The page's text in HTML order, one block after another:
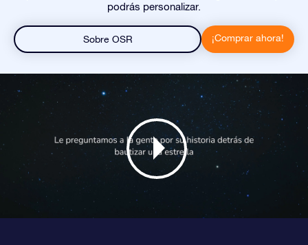
podrás personalizar.
Sobre OSR ¡Comprar ahora!